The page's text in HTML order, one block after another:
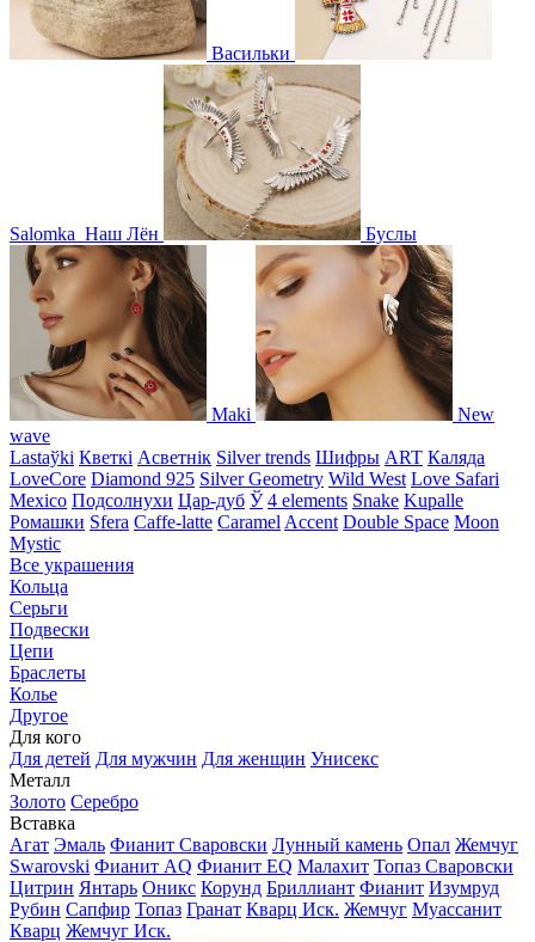
Васильки
Salomka Наш Лён Буслы
Maki
New
wave
Lastaўki Кветкі Асветнiк Silver trends Шифры ART Каляда
LoveCore Diamond 925 Silver Geometry Wild West Love Safari
Mexico Подсолнухи Цар-дуб Ў 4 elements Snake Kupalle
Ромашки Sfera Caffe-latte Caramel Accent Double Space Moon
Mystic
Все украшения
Кольца
Серьги
Подвески
Цепи
Браслеты
Колье
Другое
Для кого
Для детей Для мужчин Для женщин Унисекс
Металл
Золото Серебро
Вставка
Агат Эмаль Фианит Сваровски Лунный камень Опал Жемчуг
Swarovski Фианит AQ Фианит EQ Малахит Топаз Сваровски
Цитрин Янтарь Оникс Корунд Бриллиант Фианит Изумруд
Рубин Сапфир Топаз Гранат Кварц Иск. Жемчуг Муассанит
Кварц Жемчуг Иск.